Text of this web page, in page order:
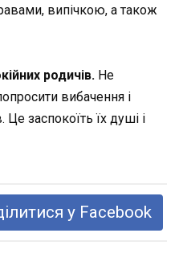
випічкою, а також
родичів. Не
вибачення і
Це заспокоїть їх душі і
у Facebook